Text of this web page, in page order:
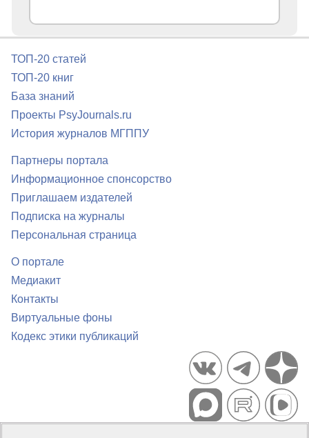
ТОП-20 статей
ТОП-20 книг
База знаний
Проекты PsyJournals.ru
История журналов МГППУ
Партнеры портала
Информационное спонсорство
Приглашаем издателей
Подписка на журналы
Персональная страница
О портале
Медиакит
Контакты
Виртуальные фоны
Кодекс этики публикаций